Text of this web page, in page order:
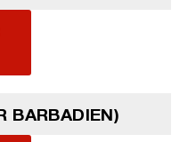
BARBADIEN)